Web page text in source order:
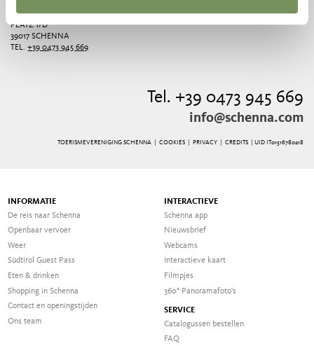
ERZHERZOG JOHANN
PLATZ 1/D
39017 SCHENNA
TEL.+39 0473 945 669
Tel. +39 0473 945 669
info@schenna.com
TOERISMEVERENIGING SCHENNA | COOKIES| PRIVACY| CREDITS | UID IT01516780218
INFORMATIE
De reis naar Schenna
Openbaar vervoer
Weer
Südtirol Guest Pass
Eten & drinken
Shopping in Schenna
Contact en openingstijden
Ons team
INTERACTIEVE
Schenna app
Nieuwsbrief
Webcams
Interactieve kaart
Filmpjes
360° Panoramafoto's
SERVICE
Catalogussen bestellen
FAQ